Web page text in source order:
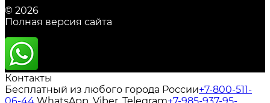
© 2026
Полная версия сайта
Контакты
Бесплатный из любого города России+7-800-511-